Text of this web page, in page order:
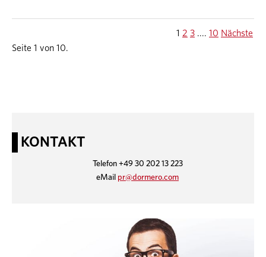
Seite 1 von 10.
1 2 3 .... 10 Nächste
KONTAKT
Telefon +49 30 202 13 223
eMail pr@dormero.com